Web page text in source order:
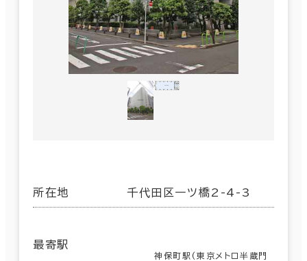
所在地 千代田区一ツ橋2-4-3
最寄駅
神保町駅(東京メトロ半蔵門